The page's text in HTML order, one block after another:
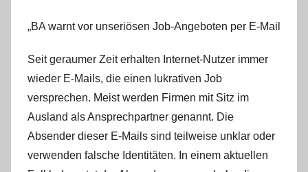
W
„BA warnt vor unseriösen Job-Angeboten per E-Mail
Seit geraumer Zeit erhalten Internet-Nutzer immer
wieder E-Mails, die einen lukrativen Job
versprechen. Meist werden Firmen mit Sitz im
Ausland als Ansprechpartner genannt. Die
Absender dieser E-Mails sind teilweise unklar oder
verwenden falsche Identitäten. In einem aktuellen